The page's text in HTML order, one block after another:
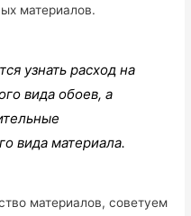
материалов.
узнать расход на
вида обоев, а
вида материала.
материалов, советуем